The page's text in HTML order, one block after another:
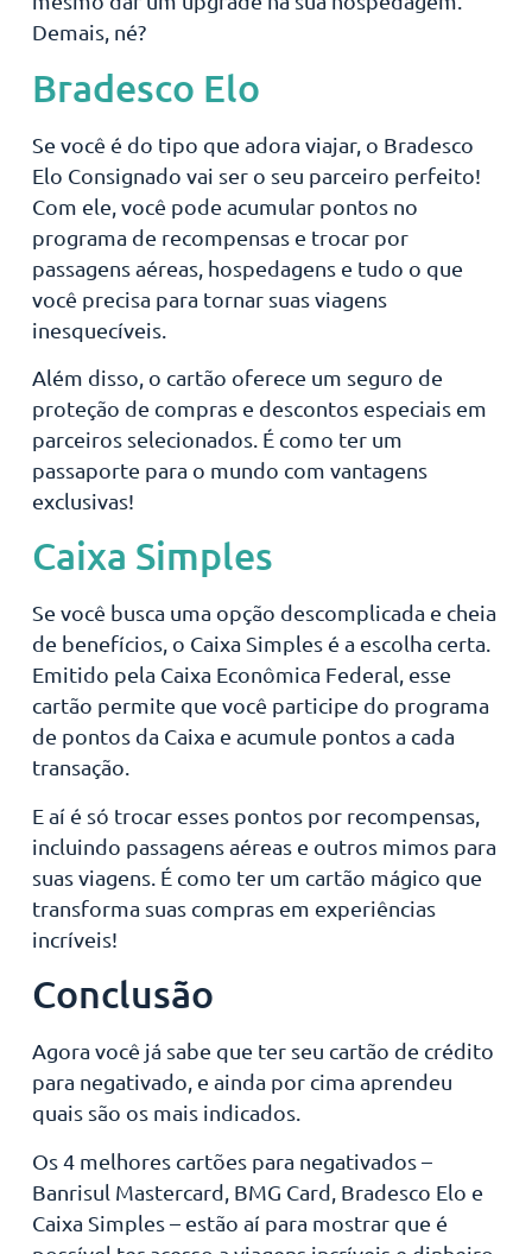
Demais, né?
Bradesco Elo
Se você é do tipo que adora viajar, o Bradesco
Elo Consignado vai ser o seu parceiro perfeito!
Com ele, você pode acumular pontos no
programa de recompensas e trocar por
passagens aéreas, hospedagens e tudo o que
você precisa para tornar suas viagens
inesquecíveis.
Além disso, o cartão oferece um seguro de
proteção de compras e descontos especiais em
parceiros selecionados. É como ter um
passaporte para o mundo com vantagens
exclusivas!
Caixa Simples
Se você busca uma opção descomplicada e cheia
de benefícios, o Caixa Simples é a escolha certa.
Emitido pela Caixa Econômica Federal, esse
cartão permite que você participe do programa
de pontos da Caixa e acumule pontos a cada
transação.
E aí é só trocar esses pontos por recompensas,
incluindo passagens aéreas e outros mimos para
suas viagens. É como ter um cartão mágico que
transforma suas compras em experiências
incríveis!
Conclusão
Agora você já sabe que ter seu cartão de crédito
para negativado, e ainda por cima aprendeu
quais são os mais indicados.
Os 4 melhores cartões para negativados –
Banrisul Mastercard, BMG Card, Bradesco Elo e
Caixa Simples – estão aí para mostrar que é